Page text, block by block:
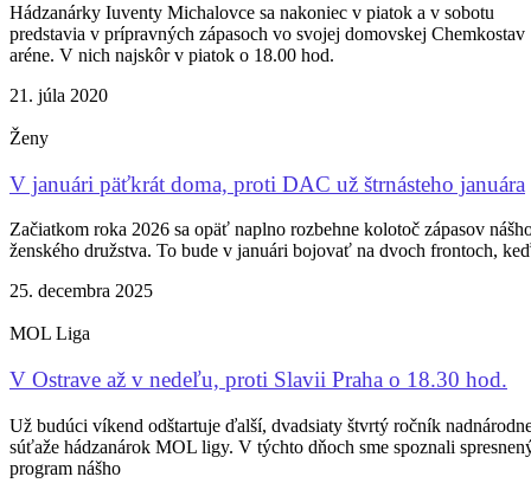
Hádzanárky Iuventy Michalovce sa nakoniec v piatok a v sobotu
predstavia v prípravných zápasoch vo svojej domovskej Chemkostav
aréne. V nich najskôr v piatok o 18.00 hod.
21. júla 2020
Ženy
V januári päťkrát doma, proti DAC už štrnásteho januára
Začiatkom roka 2026 sa opäť naplno rozbehne kolotoč zápasov
ženského družstva. To bude v januári bojovať na dvoch frontoch, keď
25. decembra 2025
MOL Liga
V Ostrave až v nedeľu, proti Slavii Praha o 18.30 hod.
Už budúci víkend odštartuje ďalší, dvadsiaty štvrtý ročník
súťaže hádzanárok MOL ligy. V týchto dňoch sme spoznali
program nášho